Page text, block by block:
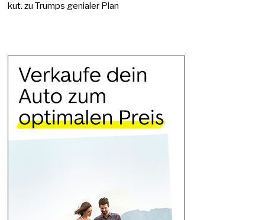
kut. zuTrumps genialer Plan